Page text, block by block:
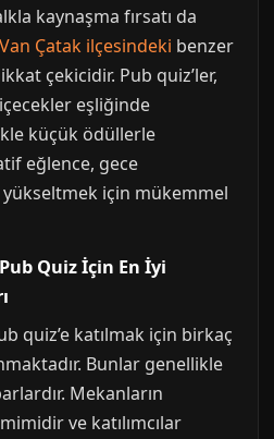
kaynaşma fırsatı da
Van Çatak ilçesindeki benzer
çekicidir. Pub quiz’ler,
eşliğinde
küçük ödüllerle
eğlence, gece
için mükemmel
Quiz İçin En İyi
quiz’e katılmak için birkaç
Bunlar genellikle
Mekanların
ve katılımcılar